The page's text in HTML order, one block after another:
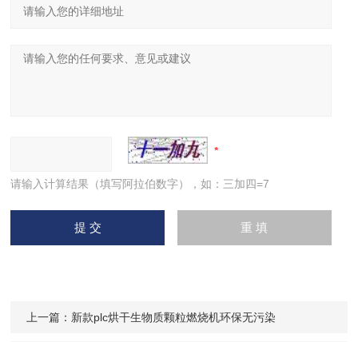
请输入计算结果（填写阿拉伯数字），如：三加四=7
上一篇： 新款plc烘干生物质颗粒燃烧机环保无污染